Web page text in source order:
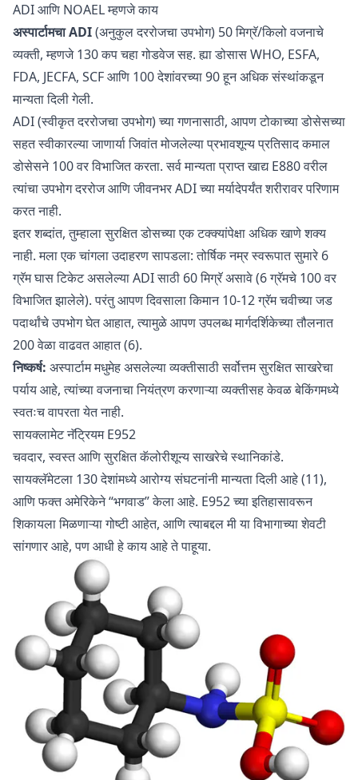
ADI आणि NOAEL म्हणजे काय
अस्पार्टामचा ADI(अनुकुल दररोजचा उपभोग) 50 मिग्रॅ/किलो वजनाचे
व्यक्ती, म्हणजे 130 कप चहा गोडवेज सह. ह्या डोसास WHO, ESFA,
FDA, JECFA, SCF आणि 100 देशांवरच्या 90 हून अधिक संस्थांकडून
मान्यता दिली गेली.
ADI (स्वीकृत दररोजचा उपभोग) च्या गणनासाठी, आपण टोकाच्या डोसेसच्या
सहत स्वीकारल्या जाणार्या जिवांत मोजलेल्या प्रभावशून्य प्रतिसाद कमाल
डोसेसने 100 वर विभाजित करता. सर्व मान्यता प्राप्त खाद्य E880 वरील
त्यांचा उपभोग दररोज आणि जीवनभर ADI च्या मर्यादेपर्यंत शरीरावर परिणाम
करत नाही.
इतर शब्दांत, तुम्हाला सुरक्षित डोसच्या एक टक्क्यांपेक्षा अधिक खाणे शक्य
नाही. मला एक चांगला उदाहरण सापडला: तोर्षिक नम्र स्वरूपात सुमारे 6
ग्रॅम घास टिकेट असलेल्या ADI साठी 60 मिग्रॅ असावे (6 ग्रॅमचे 100 वर
विभाजित झालेले). परंतु आपण दिवसाला किमान 10-12 ग्रॅम चवीच्या जड
पदार्थांचे उपभोग घेत आहात, त्यामुळे आपण उपलब्ध मार्गदर्शिकेच्या तौलनात
200 वेळा वाढवत आहात (6).
निष्कर्ष: अस्पार्टाम मधुमेह असलेल्या व्यक्तीसाठी सर्वोत्तम सुरक्षित साखरेचा
पर्याय आहे, त्यांच्या वजनाचा नियंत्रण करणाऱ्या व्यक्तीसह केवळ बेकिंगमध्ये
स्वतःच वापरता येत नाही.
सायक्लामेट नॅट्रियम E952
चवदार, स्वस्त आणि सुरक्षित कॅलोरीशून्य साखरेचे स्थानिकांडे.
सायक्लॅमेटला 130 देशांमध्ये आरोग्य संघटनांनी मान्यता दिली आहे (11),
आणि फक्त अमेरिकेने “भगवाड” केला आहे. E952 च्या इतिहासावरून
शिकायला मिळणाऱ्या गोष्टी आहेत, आणि त्याबद्दल मी या विभागाच्या शेवटी
सांगणार आहे, पण आधी हे काय आहे ते पाहूया.